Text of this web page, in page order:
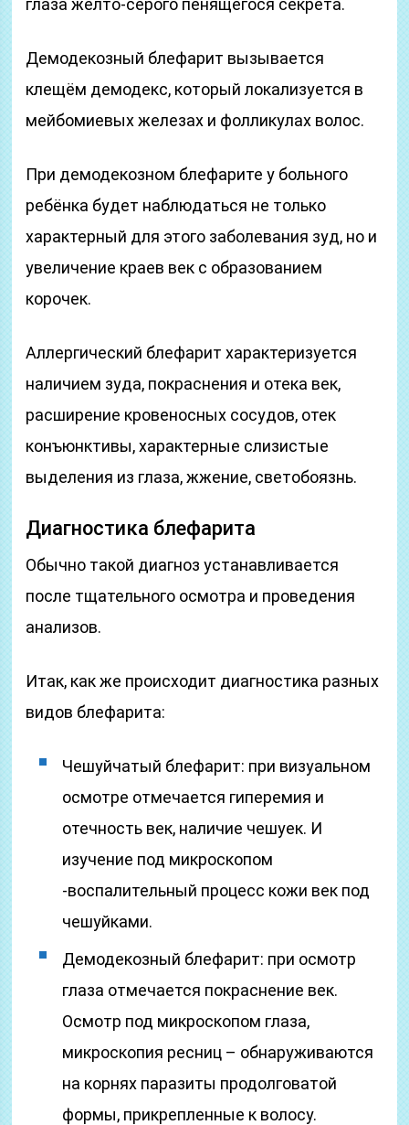
глаза желто-серого пенящегося секрета.
Демодекозный блефарит вызывается
клещём демодекс, который локализуется в
мейбомиевых железах и фолликулах волос.
При демодекозном блефарите у больного
ребёнка будет наблюдаться не только
характерный для этого заболевания зуд, но и
увеличение краев век с образованием
корочек.
Аллергический блефарит характеризуется
наличием зуда, покраснения и отека век,
расширение кровеносных сосудов, отек
конъюнктивы, характерные слизистые
выделения из глаза, жжение, светобоязнь.
Диагностика блефарита
Обычно такой диагноз устанавливается
после тщательного осмотра и проведения
анализов.
Итак, как же происходит диагностика разных
видов блефарита:
Чешуйчатый блефарит: при визуальном
осмотре отмечается гиперемия и
отечность век, наличие чешуек. И
изучение под микроскопом
-воспалительный процесс кожи век под
чешуйками.
Демодекозный блефарит: при осмотр
глаза отмечается покраснение век.
Осмотр под микроскопом глаза,
микроскопия ресниц – обнаруживаются
на корнях паразиты продолговатой
формы, прикрепленные к волосу.